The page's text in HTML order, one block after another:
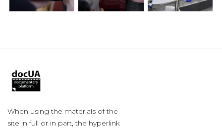
When using the materials of the
site in full or in part, the hyperlink